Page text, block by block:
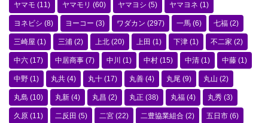
ヤマモ (11) ヤマモリ (60) ヤマヨシ (5) ヤマヨネ (1)
ヨネビシ (8) ヨーコー (3) ワダカン (297) 一馬 (6) 七福 (2)
三崎屋 (1) 三浦 (2) 上北 (20) 上田 (1) 下津 (1) 不二家 (2)
中六 (17) 中居商事 (7) 中川 (1) 中村 (15) 中清 (1) 中藤 (1)
中野 (1) 丸共 (4) 丸十 (17) 丸善 (4) 丸尾 (9) 丸山 (2)
丸島 (10) 丸新 (4) 丸昌 (2) 丸正 (38) 丸福 (4) 丸秀 (3)
久原 (11) 二反田 (5) 二宮 (22) 二豊協業組合 (2) 五日市 (6)